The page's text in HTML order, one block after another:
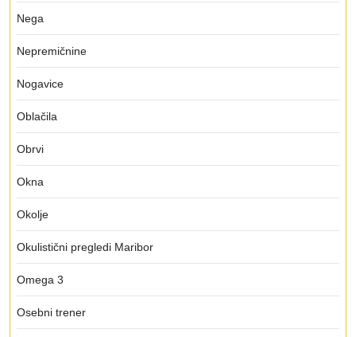
Nega
Nepremičnine
Nogavice
Oblačila
Obrvi
Okna
Okolje
Okulistični pregledi Maribor
Omega 3
Osebni trener